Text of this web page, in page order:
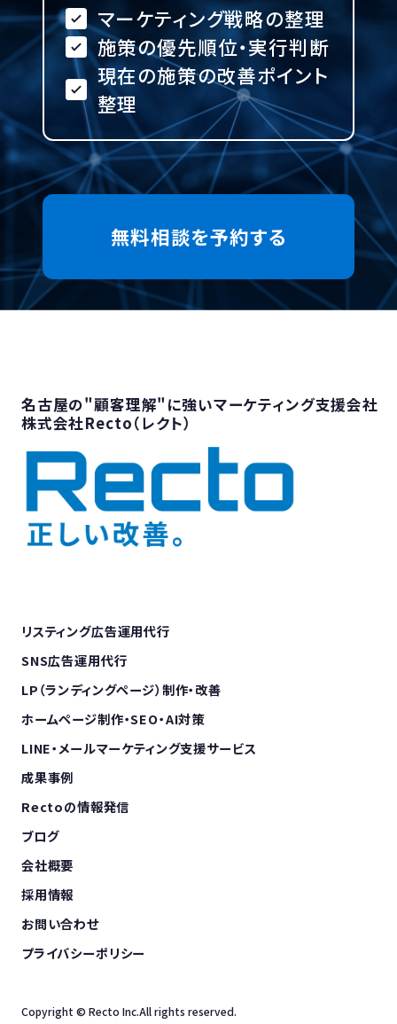
マーケティング戦略の整理
施策の優先順位・実行判断
現在の施策の改善ポイント
整理
無料相談を予約する
名古屋の"顧客理解"に強いマーケティング支援会社
株式会社Recto（レクト）
リスティング広告運用代行
SNS広告運用代行
LP（ランディングページ）制作・改善
ホームページ制作・SEO・AI対策
LINE・メールマーケティング支援サービス
成果事例
Rectoの情報発信
ブログ
会社概要
採用情報
お問い合わせ
プライバシーポリシー
Copyright © Recto Inc.All rights reserved.